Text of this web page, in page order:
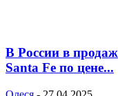
В России в
Santa Fe по цене...